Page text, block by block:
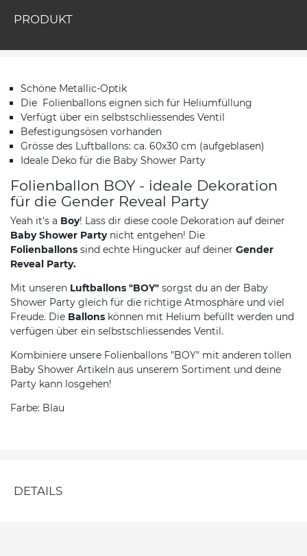
PRODUKT
Schöne Metallic-Optik
Die Folienballons eignen sich für Heliumfüllung
Verfügt über ein selbstschliessendes Ventil
Befestigungsösen vorhanden
Grösse des Luftballons: ca. 60x30 cm (aufgeblasen)
Ideale Deko für die Baby Shower Party
Folienballon BOY - ideale Dekoration
für die Gender Reveal Party
Yeah it's a Boy! Lass dir diese coole Dekoration auf deiner
Baby Shower Partynicht entgehen! Die
Folienballons sind echte Hingucker auf deiner Gender
Reveal Party.
Mit unseren Luftballons "BOY" sorgst du an der Baby
Shower Party gleich für die richtige Atmosphäre und viel
Freude. Die Ballons können mit Helium befüllt werden und
verfügen über ein selbstschliessendes Ventil.
Kombiniere unsere Folienballons "BOY" mit anderen tollen
Baby Shower Artikeln aus unserem Sortiment und deine
Party kann losgehen!
Farbe: Blau
DETAILS